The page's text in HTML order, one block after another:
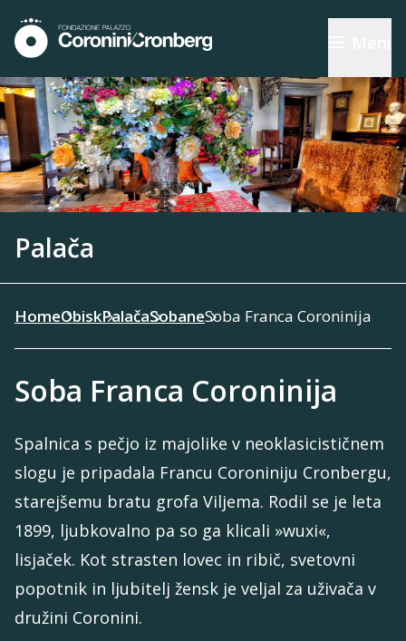
Palača
HomeObiskPalačaSobaneSoba Franca Coroninija
Soba Franca Coroninija
Spalnica s pečjo iz majolike v neoklasicističnem
slogu je pripadala Francu Coroniniju Cronbergu,
starejšemu bratu grofa Viljema. Rodil se je leta
1899, ljubkovalno pa so ga klicali »wuxi«,
lisjaček. Kot strasten lovec in ribič, svetovni
popotnik in ljubitelj žensk je veljal za uživača v
družini Coronini.